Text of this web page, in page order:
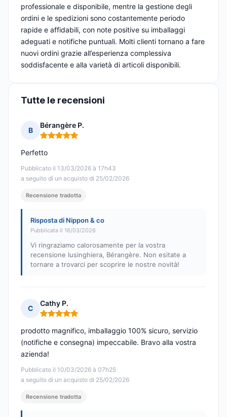
professionale e disponibile, mentre la gestione degli
ordini e le spedizioni sono costantemente periodo
rapide e affidabili, con note positive su imballaggi
adeguati e notifiche puntuali. Molti clienti tornano a fare
nuovi ordini grazie all’esperienza complessiva
soddisfacente e alla varietà di articoli disponibili.
Tutte le recensioni
B
Bérangère P.
Nota: 5 su 5
Pubblicato il 13/03/2026 à 17h43
a seguito di un acquisto di 25/02/2026
Perfetto
Recensione tradotta
Risposta di Nippon & co
Pubblicata il 16/03/2026
Vi ringraziamo calorosamente per la vostra
recensione lusinghiera, Bérangère. Non esitate a
tornare a trovarci per scoprire le nostre novità!
C
Cathy P.
Nota: 5 su 5
Pubblicato il 10/03/2026 à 07h25
a seguito di un acquisto di 25/02/2026
prodotto magnifico, imballaggio 100% sicuro, servizio
(notifiche e consegna) impeccabile. Bravo alla vostra
azienda!
Recensione tradotta